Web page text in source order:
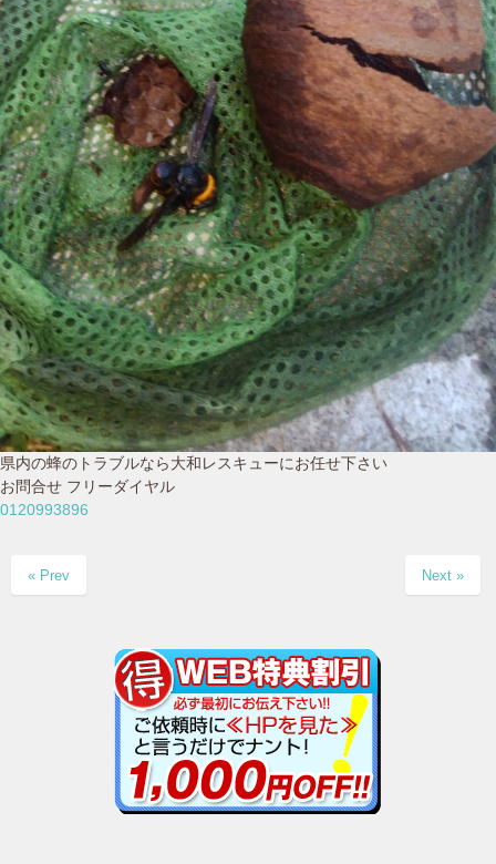
県内の蜂のトラブルなら大和レスキューにお任せ下さい
お問合せ フリーダイヤル
0120993896
« Prev Next »